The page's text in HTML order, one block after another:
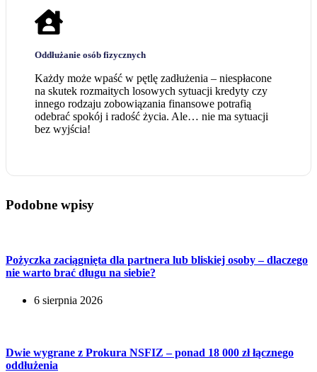
Oddłużanie osób fizycznych
Każdy może wpaść w pętlę zadłużenia – niespłacone
na skutek rozmaitych losowych sytuacji kredyty czy
innego rodzaju zobowiązania finansowe potrafią
odebrać spokój i radość życia. Ale… nie ma sytuacji
bez wyjścia!
Podobne wpisy
Pożyczka zaciągnięta dla partnera lub bliskiej osoby – dlaczego
nie warto brać długu na siebie?
6 sierpnia 2026
Dwie wygrane z Prokura NSFIZ – ponad 18 000 zł łącznego
oddłużenia